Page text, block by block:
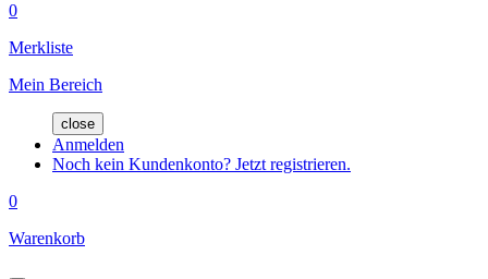
0
Merkliste
Mein Bereich
close
Anmelden
Noch kein Kundenkonto? Jetzt registrieren.
0
Warenkorb